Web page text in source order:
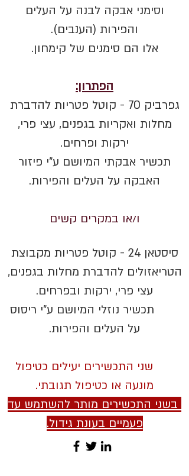
וסימני אבקה לבנה על העלים
והפירות (הענבים).
אלו הם סימנים של קימחון.
הפתרון:
גפרביק 70 - קוטל פטריות להדברת
מחלות ואקריות בגפנים, עצי פרי,
ירקות ופרחים.
תכשיר אבקתי המיושם ע"י פיזור
האבקה על העלים והפירות.
ו/או במקרים קשים
סיסטאן 24 - קוטל פטריות מקבוצת
הטריאזולים להדברת מחלות בגפנים,
עצי פרי, ירקות ובפרחים.
תכשיר נוזלי המיושם ע"י ריסוס
על העלים והפירות.
שני התכשירים יעילים כטיפול
מונעה או כטיפול תגובתי.
בשני התכשירים מותר להשתמש עד
פעמיים בעונת גידול.